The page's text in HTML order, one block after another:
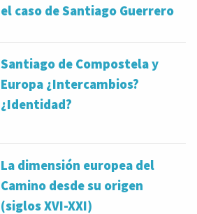
el caso de Santiago Guerrero
Santiago de Compostela y
Europa ¿Intercambios?
¿Identidad?
La dimensión europea del
Camino desde su origen
(siglos XVI-XXI)